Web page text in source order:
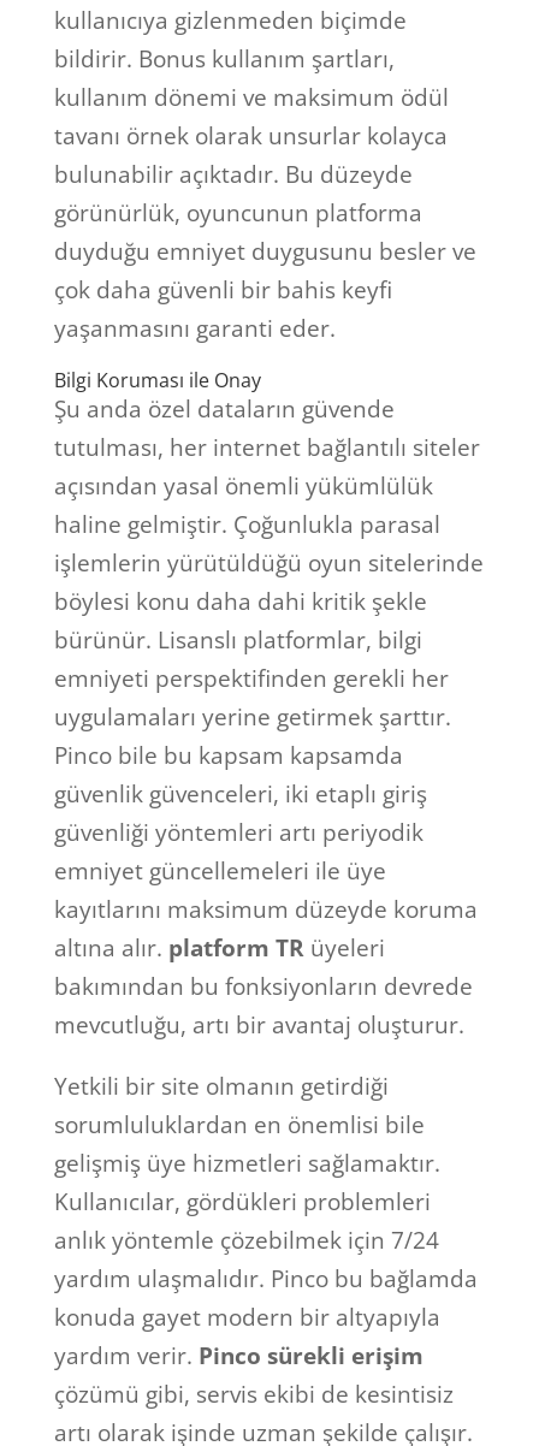
kullanıcıya gizlenmeden biçimde
bildirir. Bonus kullanım şartları,
kullanım dönemi ve maksimum ödül
tavanı örnek olarak unsurlar kolayca
bulunabilir açıktadır. Bu düzeyde
görünürlük, oyuncunun platforma
duyduğu emniyet duygusunu besler ve
çok daha güvenli bir bahis keyfi
yaşanmasını garanti eder.
Bilgi Koruması ile Onay
Şu anda özel dataların güvende
tutulması, her internet bağlantılı siteler
açısından yasal önemli yükümlülük
haline gelmiştir. Çoğunlukla parasal
işlemlerin yürütüldüğü oyun sitelerinde
böylesi konu daha dahi kritik şekle
bürünür. Lisanslı platformlar, bilgi
emniyeti perspektifinden gerekli her
uygulamaları yerine getirmek şarttır.
Pinco bile bu kapsam kapsamda
güvenlik güvenceleri, iki etaplı giriş
güvenliği yöntemleri artı periyodik
emniyet güncellemeleri ile üye
kayıtlarını maksimum düzeyde koruma
altına alır. platform TRüyeleri
bakımından bu fonksiyonların devrede
mevcutluğu, artı bir avantaj oluşturur.
Yetkili bir site olmanın getirdiği
sorumluluklardan en önemlisi bile
gelişmiş üye hizmetleri sağlamaktır.
Kullanıcılar, gördükleri problemleri
anlık yöntemle çözebilmek için 7/24
yardım ulaşmalıdır. Pinco bu bağlamda
konuda gayet modern bir altyapıyla
yardım verir. Pinco sürekli erişim
çözümü gibi, servis ekibi de kesintisiz
artı olarak işinde uzman şekilde çalışır.